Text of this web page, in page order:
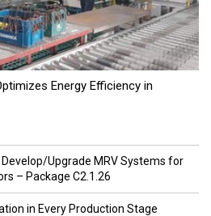
Energy Efficiency in
Upgrade MRV Systems for
– Package C2.1.26
in Every Production Stage